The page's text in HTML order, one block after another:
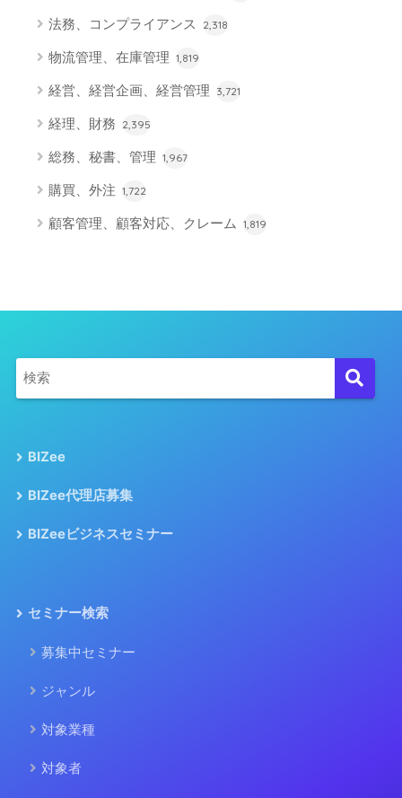
法務、コンプライアンス 2,318
物流管理、在庫管理 1,819
経営、経営企画、経営管理 3,721
経理、財務 2,395
総務、秘書、管理 1,967
購買、外注 1,722
顧客管理、顧客対応、クレーム 1,819
BIZee
BIZee代理店募集
BIZeeビジネスセミナー
セミナー検索
募集中セミナー
ジャンル
対象業種
対象者